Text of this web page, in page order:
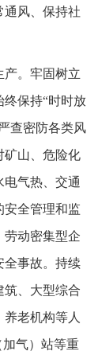
通风、保持社
产。牢固树立
保持“时时放
查密防各类风
矿山、危险化
气热、交通
安全管理和监
劳动密集型企
全事故。持续
筑、大型综合
老机构等人
加气）站等重